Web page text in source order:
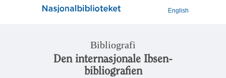
English
Bibliografi
Den internasjonale Ibsen-
bibliografien